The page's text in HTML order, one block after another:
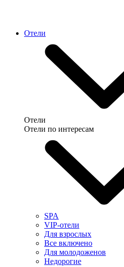
Отели
Отели
Отели по интересам
SPA
VIP-отели
Для взрослых
Все включено
Для молодоженов
Недорогие